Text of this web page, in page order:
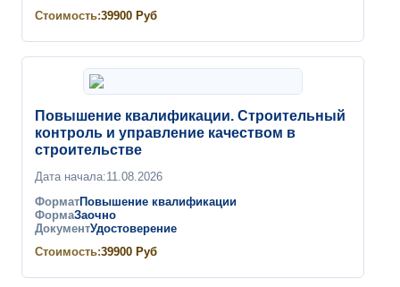
Стоимость:39900 Руб
Повышение квалификации. Строительный
контроль и управление качеством в
строительстве
Дата начала:11.08.2026
ФорматПовышение квалификации
ФормаЗаочно
ДокументУдостоверение
Стоимость:39900 Руб